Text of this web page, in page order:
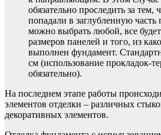
обязательно проследить за
попадали в заглубленную
можно выбрать любой, все будет
размеров панелей и того, из
выполнен фундамент.
см (использование прокладок-
обязательно).
На последнем этапе работы
элементов отделки – различных
декоративных элементов.